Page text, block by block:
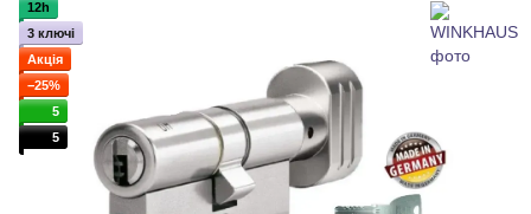
12h
3 ключі
Акція
−25%
5
5